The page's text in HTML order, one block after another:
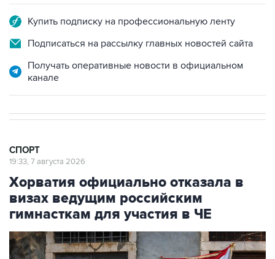
Купить подписку на профессиональную ленту
Подписаться на рассылку главных новостей сайта
Получать оперативные новости в официальном
канале
СПОРТ
19:33, 7 августа 2026
Хорватия официально отказала в
визах ведущим российским
гимнасткам для участия в ЧЕ